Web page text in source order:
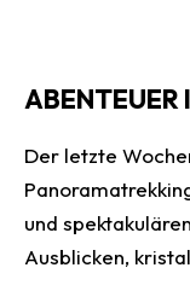
ABENTEUER
Der letzte
und
Ausblicken,